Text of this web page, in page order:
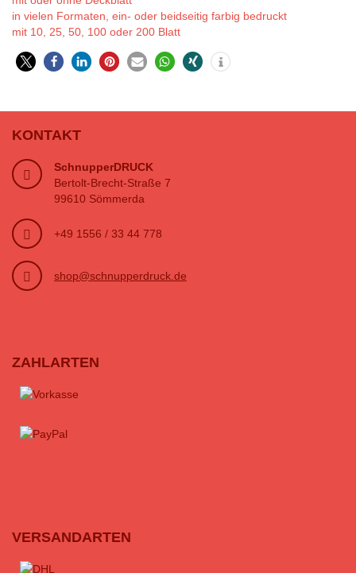
in vielen Formaten, ein- oder beidseitig farbig bedruckt
mit 10, 25, 50, 100 oder 200 Blatt
KONTAKT
SchnupperDRUCK
Bertolt-Brecht-Straße 7
99610 Sömmerda
+49 1556 / 33 44 778
shop@schnupperdruck.de
ZAHLARTEN
VERSANDARTEN